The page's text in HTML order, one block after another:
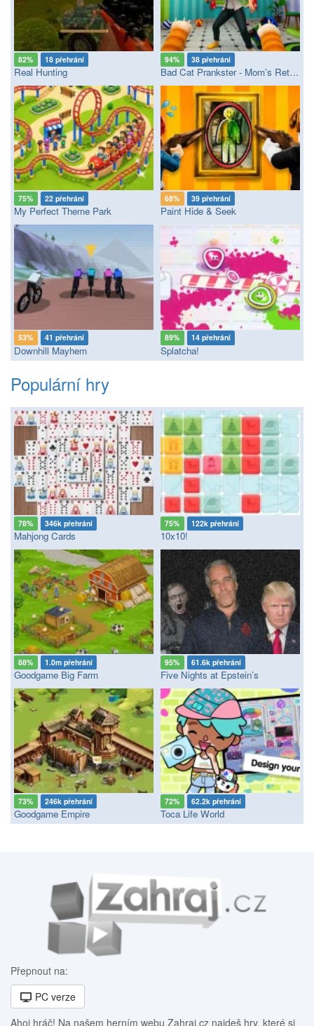
82% 18 přehrání
Real Hunting
94% 38 přehrání
Bad Cat Prankster - Mom’s Return
75% 22 přehrání
My Perfect Theme Park
68% 39 přehrání
Paint Hide & Seek
53% 41 přehrání
Downhill Mayhem
89% 14 přehrání
Splatcha!
Populární hry
78% 346k přehrání
Mahjong Cards
75% 122k přehrání
10x10!
88% 1.0m přehrání
Goodgame Big Farm
95% 61.6k přehrání
Five Nights at Epstein’s
73% 246k přehrání
Goodgame Empire
72% 62.2k přehrání
Toca Life World
Přepnout na:
PC verze
Ahoj hráč! Na našem herním webu Zahraj.cz najdeš hry, které si